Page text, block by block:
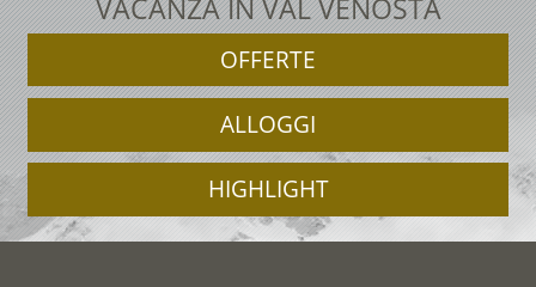
VACANZA IN VAL VENOSTA
OFFERTE
ALLOGGI
HIGHLIGHT